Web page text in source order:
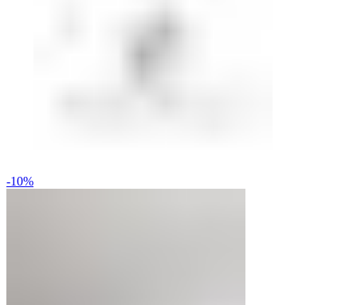
-10%